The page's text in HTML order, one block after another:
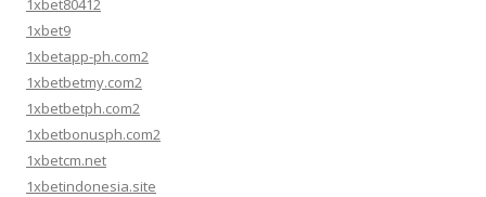
1xbet80412
1xbet9
1xbetapp-ph.com2
1xbetbetmy.com2
1xbetbetph.com2
1xbetbonusph.com2
1xbetcm.net
1xbetindonesia.site